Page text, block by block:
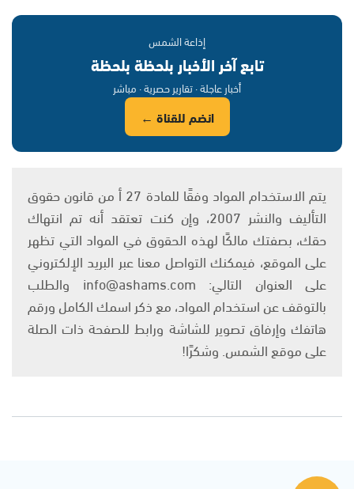
إذاعة الشمس
تابع آخر الأخبار بلحظة بلحظة
أخبار عاجلة · تقارير حصرية · مباشر
انضم للقناة ←
يتم الاستخدام المواد وفقًا للمادة 27 أ من قانون حقوق
التأليف والنشر 2007، وإن كنت تعتقد أنه تم انتهاك
حقك، بصفتك مالكًا لهذه الحقوق في المواد التي تظهر
على الموقع، فيمكنك التواصل معنا عبر البريد الإلكتروني
على العنوان التالي: info@ashams.com والطلب
بالتوقف عن استخدام المواد، مع ذكر اسمك الكامل ورقم
هاتفك وإرفاق تصوير للشاشة ورابط للصفحة ذات الصلة
على موقع الشمس. وشكرًا!